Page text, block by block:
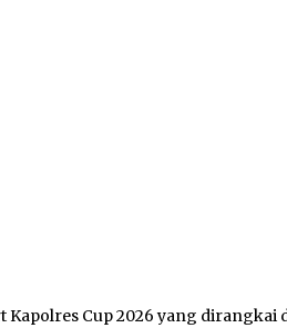
Cup 2026 yang dirangkai